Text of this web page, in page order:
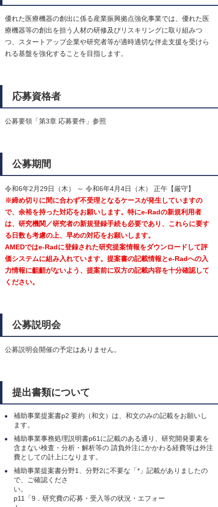
優れた医療機器の創出に係る産業振興拠点強化事業では、優れた医
療機器等の創出を担う人材の研修及びリスキリングに取り組みつ
つ、スタートアップ企業や研究者等が適時適切な伴走支援を受けら
れる基盤を強化することを目指します。
応募資格者
公募要領「第3章 応募要件」参照
公募期間
令和6年2月29日（木） ～ 令和6年4月4日（木） 正午【厳守】
※締め切りに間に合わず不受理となるケースが発生していますの
で、余裕を持った対応をお願いします。特にe-Radの新規利用者
は、研究機関／研究者の新規登録手続も必要であり、これらに要す
る日数も考慮の上、早めの対応をお願いします。
AMEDではe-Radに登録された研究提案情報をダウンロードして評
価システムに組み入れています。提案書の記載情報とe-Radへの入
力情報に齟齬がないよう、提案前に双方の記載内容を十分確認して
ください。
公募説明会
公募説明会開催の予定はありません。
提出書類について
補助事業提案書p2 要約（和文）は、和文のみの記載をお願いし
ます。
補助事業事務処理説明書p61に記載のある通り、研究開発要素を
含まない検査・分析・解析等の 請負外注にかかわる経費等は外注
費としての計上になります。
補助事業提案書分野1、分野2に不要な「*」記載がありましたの
で、ご確認くださ
い
p11「9．研究費の応募・受入等の状況・エフォー